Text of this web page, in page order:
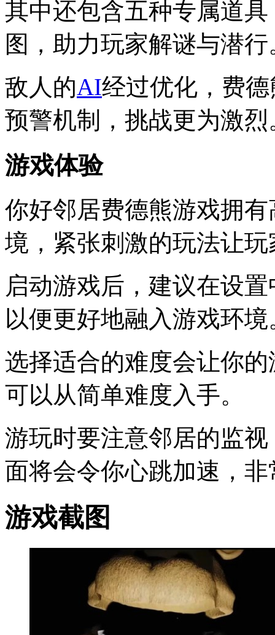
其中还包含五种专属道
图，助力玩家解谜与潜行
敌人的AI经过优化，费
预警机制，挑战更为激烈
游戏体验
你好邻居费德熊游戏拥
境，紧张刺激的玩法让
启动游戏后，建议在设
以便更好地融入游戏环境
选择适合的难度会让你
可以从简单难度入手。
游玩时要注意邻居的监
面将会令你心跳加速，
游戏截图